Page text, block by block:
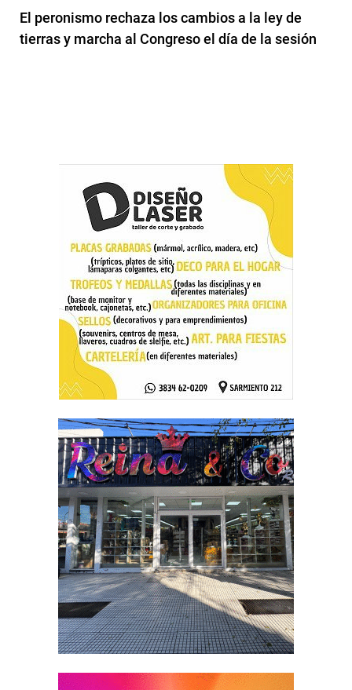
El peronismo rechaza los cambios a la ley de
tierras y marcha al Congreso el día de la sesión